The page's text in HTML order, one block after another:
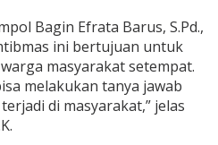
Bagin Efrata Barus, S.Pd.,
ini bertujuan untuk
masyarakat setempat.
melakukan tanya jawab
di masyarakat,” jelas